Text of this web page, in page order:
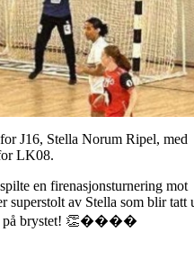
J16, Stella Norum Ripel, med
LK08.
en firenasjonsturnering mot
superstolt av Stella som blir tatt
på brystet! 👏����